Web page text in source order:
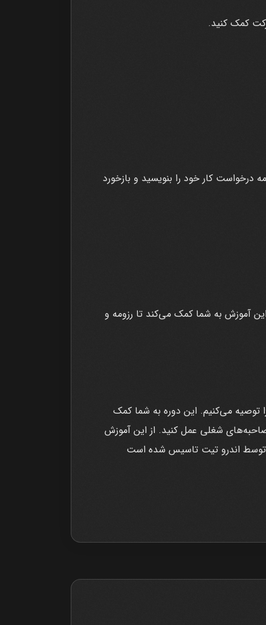
کمک کنید.
درخواست کار خود را بنویسید و بازخورد
آموزش به شما کمک می‌کند تا رزومه و
توصیه می‌کنیم. این دوره به شما کمک
شغلی عمل کنید. از این آموزش
توسط اندرو تیت تاسیس شده است